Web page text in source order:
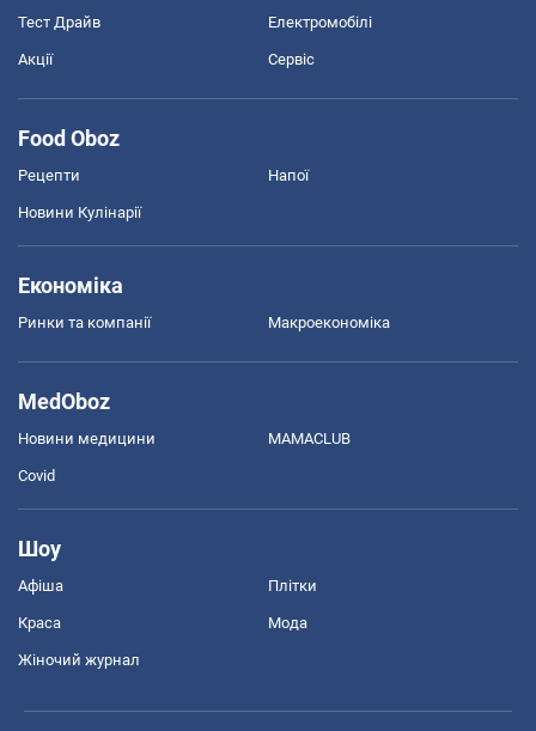
Тест Драйв Електромобілі
Акції Сервіс
Food Oboz
Рецепти Напої
Новини Кулінарії
Економіка
Ринки та компанії Макроекономіка
MedOboz
Новини медицини MAMACLUB
Covid
Шоу
Афіша Плітки
Краса Мода
Жіночий журнал